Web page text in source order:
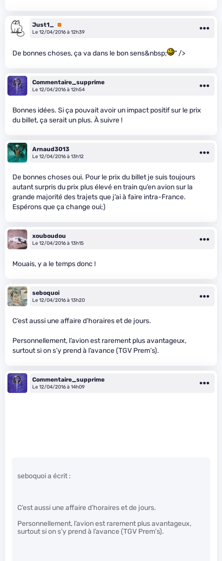
Just1_ Premium
Le 12/04/2016 à 12h39
De bonnes choses, ça va dans le bon sens&nbsp; " />
Commentaire_supprime
Le 12/04/2016 à 12h54
Bonnes idées. Si ça pouvait avoir un impact positif sur le prix
du billet, ça serait un plus. À suivre !
Arnaud3013
Le 12/04/2016 à 13h12
De bonnes choses oui. Pour le prix du billet je suis toujours
autant surpris du prix plus élevé en train qu’en avion sur la
grande majorité des trajets que j’ai à faire intra-France.
Espérons que ça change oui;)
xouboudou
Le 12/04/2016 à 13h15
Mouais, y a le temps donc !
seboquoi
Le 12/04/2016 à 13h20
C’est aussi une affaire d’horaires et de jours.
Personnellement, l’avion est rarement plus avantageux,
surtout si on s’y prend à l’avance (TGV Prem’s).
Commentaire_supprime
Le 12/04/2016 à 14h09
seboquoi a écrit :
C’est aussi une affaire d’horaires et de jours.
Personnellement, l’avion est rarement plus avantageux,
surtout si on s’y prend à l’avance (TGV Prem’s).